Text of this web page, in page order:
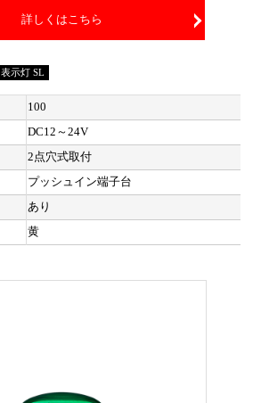
詳しくはこちら
表示灯 SL
100
DC12～24V
2点穴式取付
プッシュイン端子台
あり
黄